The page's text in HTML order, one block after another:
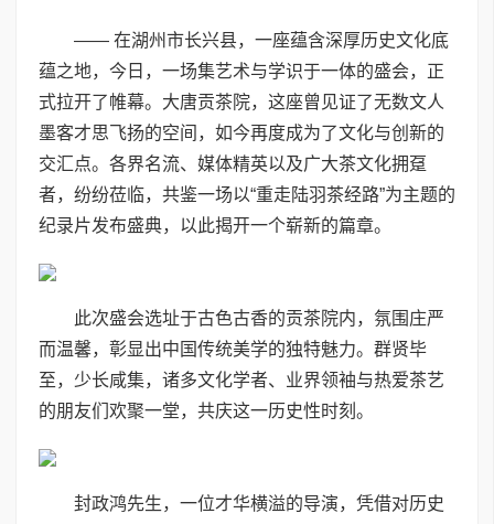
—— 在湖州市长兴县，一座蕴含深厚历史文化底
蕴之地，今日，一场集艺术与学识于一体的盛会，正
式拉开了帷幕。大唐贡茶院，这座曾见证了无数文人
墨客才思飞扬的空间，如今再度成为了文化与创新的
交汇点。各界名流、媒体精英以及广大茶文化拥趸
者，纷纷莅临，共鉴一场以“重走陆羽茶经路”为主题的
纪录片发布盛典，以此揭开一个崭新的篇章。
此次盛会选址于古色古香的贡茶院内，氛围庄严
而温馨，彰显出中国传统美学的独特魅力。群贤毕
至，少长咸集，诸多文化学者、业界领袖与热爱茶艺
的朋友们欢聚一堂，共庆这一历史性时刻。
封政鸿先生，一位才华横溢的导演，凭借对历史